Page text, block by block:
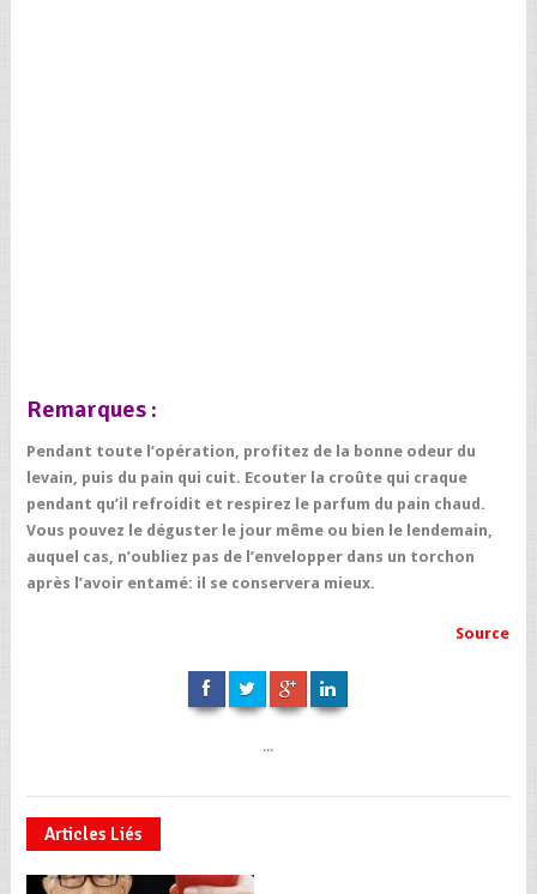
Remarques :
Pendant toute l’opération, profitez de la bonne odeur du
levain, puis du pain qui cuit. Ecouter la croûte qui craque
pendant qu’il refroidit et respirez le parfum du pain chaud.
Vous pouvez le déguster le jour même ou bien le lendemain,
auquel cas, n’oubliez pas de l’envelopper dans un torchon
après l’avoir entamé: il se conservera mieux.
Source
...
Articles Liés